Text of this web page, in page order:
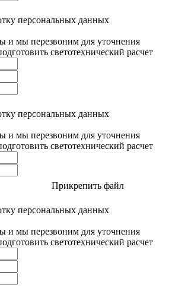
персональных данных
и мы перезвоним для уточнения
светотехнический расчет
персональных данных
и мы перезвоним для уточнения
светотехнический расчет
Прикрепить файл
персональных данных
и мы перезвоним для уточнения
светотехнический расчет